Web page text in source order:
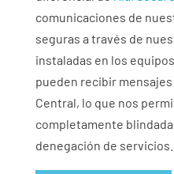
comunicaciones de
seguras a través de
instaladas en los
pueden recibir
Central, lo que nos
completamente
denegación de servicios.